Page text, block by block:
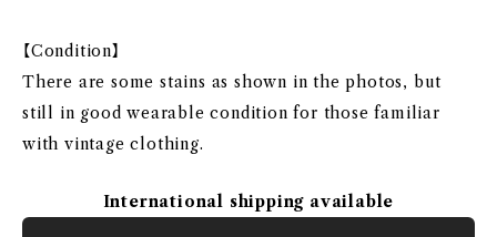
【Condition】
There are some stains as shown in the photos, but
still in good wearable condition for those familiar
with vintage clothing.
International shipping available